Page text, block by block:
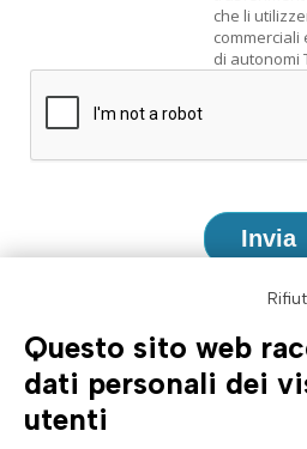
AZIENDA
Profilo aziendale
Certificazioni
Questo sito web
dati personali dei
utenti